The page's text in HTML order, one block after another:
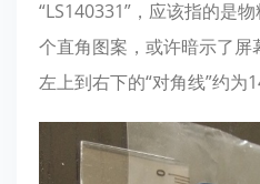
“LS140331”，应该指的是
个直角图案，或许暗示了
左上到右下的“对角线”约为